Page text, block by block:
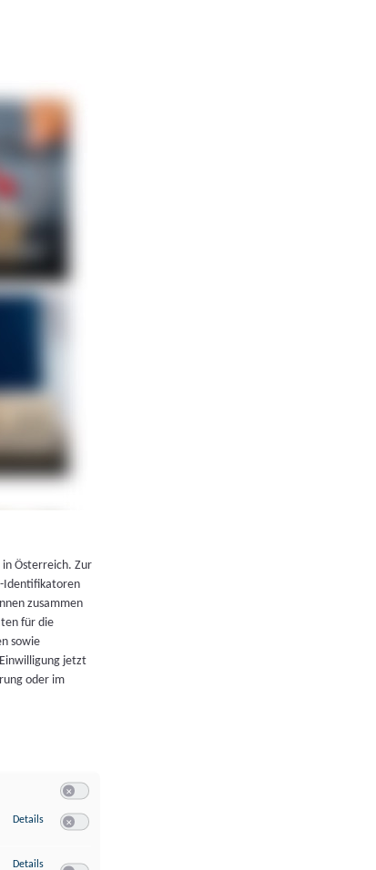
in Österreich. Zur
Identifikatoren
zusammen
für die
sowie
jetzt
oder im
Details zu Speichern von oder Zugriff auf Informationen auf einem Endgerät
Details zu Verwendung reduzierter Daten zur Auswahl von Werbeanzeigen